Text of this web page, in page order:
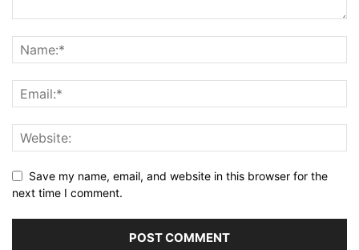
Save my name, email, and website in this browser for the
next time I comment.